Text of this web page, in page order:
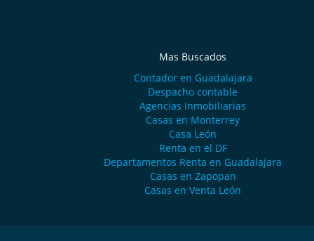
Mas Buscados
Contador en Guadalajara
Despacho contable
Agencias Inmobiliarias
Casas en Monterrey
Casa León
Renta en el DF
Departamentos Renta en Guadalajara
Casas en Zapopan
Casas en Venta León